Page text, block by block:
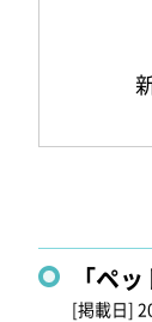
「ペ
[掲載日]